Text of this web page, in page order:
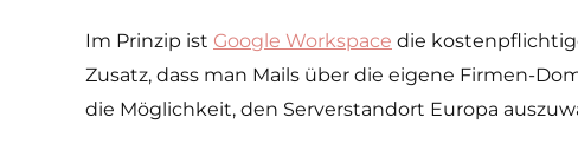
Im Prinzip ist Google Workspace die
Zusatz, dass man Mails über die eigene Firmen-
die Möglichkeit, den Serverstandort Europa